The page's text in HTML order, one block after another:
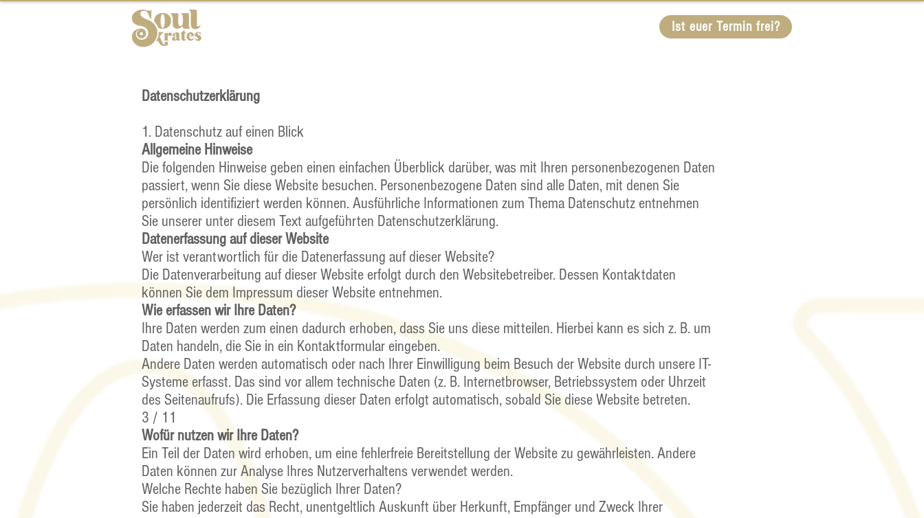
Ist euer Termin frei?
Datenschutzerklärung
1. Datenschutz auf einen Blick
Allgemeine Hinweise
Die folgenden Hinweise geben einen einfachen Überblick darüber, was mit Ihren personenbezogenen Daten
passiert, wenn Sie diese Website besuchen. Personenbezogene Daten sind alle Daten, mit denen Sie
persönlich identifiziert werden können. Ausführliche Informationen zum Thema Datenschutz entnehmen
Sie unserer unter diesem Text aufgeführten Datenschutzerklärung.
Datenerfassung auf dieser Website
Wer ist verantwortlich für die Datenerfassung auf dieser Website?
Die Datenverarbeitung auf dieser Website erfolgt durch den Websitebetreiber. Dessen Kontaktdaten
können Sie dem Impressum dieser Website entnehmen.
Wie erfassen wir Ihre Daten?
Ihre Daten werden zum einen dadurch erhoben, dass Sie uns diese mitteilen. Hierbei kann es sich z. B. um
Daten handeln, die Sie in ein Kontaktformular eingeben.
Andere Daten werden automatisch oder nach Ihrer Einwilligung beim Besuch der Website durch unsere IT-
Systeme erfasst. Das sind vor allem technische Daten (z. B. Internetbrowser, Betriebssystem oder Uhrzeit
des Seitenaufrufs). Die Erfassung dieser Daten erfolgt automatisch, sobald Sie diese Website betreten.
3 / 11
Wofür nutzen wir Ihre Daten?
Ein Teil der Daten wird erhoben, um eine fehlerfreie Bereitstellung der Website zu gewährleisten. Andere
Daten können zur Analyse Ihres Nutzerverhaltens verwendet werden.
Welche Rechte haben Sie bezüglich Ihrer Daten?
Sie haben jederzeit das Recht, unentgeltlich Auskunft über Herkunft, Empfänger und Zweck Ihrer